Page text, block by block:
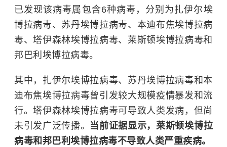
已发现该病毒属包含6种病毒，分别为扎伊尔埃
博拉病毒、苏丹埃博拉病毒、本迪布焦埃博拉病
毒、塔伊森林埃博拉病毒、莱斯顿埃博拉病毒和
邦巴利埃博拉病毒。
其中，扎伊尔埃博拉病毒、苏丹埃博拉病毒和本
迪布焦埃博拉病毒曾引发较大规模疫情暴发和流
行。塔伊森林埃博拉病毒可导致人类发病，但尚
未引发广泛传播。 当前证据显示，莱斯顿埃博拉
病毒和邦巴利埃博拉病毒不导致人类严重疾病。